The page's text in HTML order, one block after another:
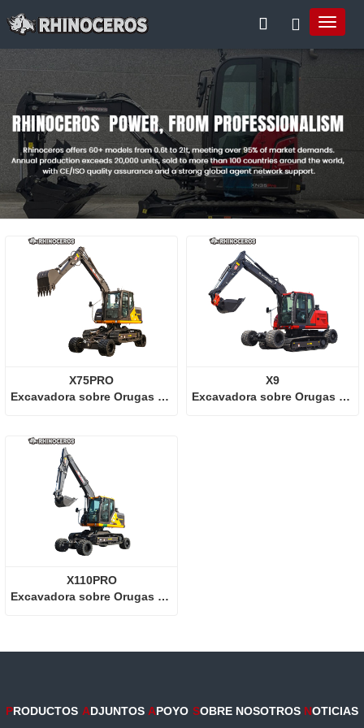
X75PRO
Excavadora sobre Orugas y Ruedas
X9
Excavadora sobre Orugas y Ruedas
X110PRO
Excavadora sobre Orugas y Ruedas
PRODUCTOS ADJUNTOS APOYO SOBRE NOSOTROS NOTICIAS